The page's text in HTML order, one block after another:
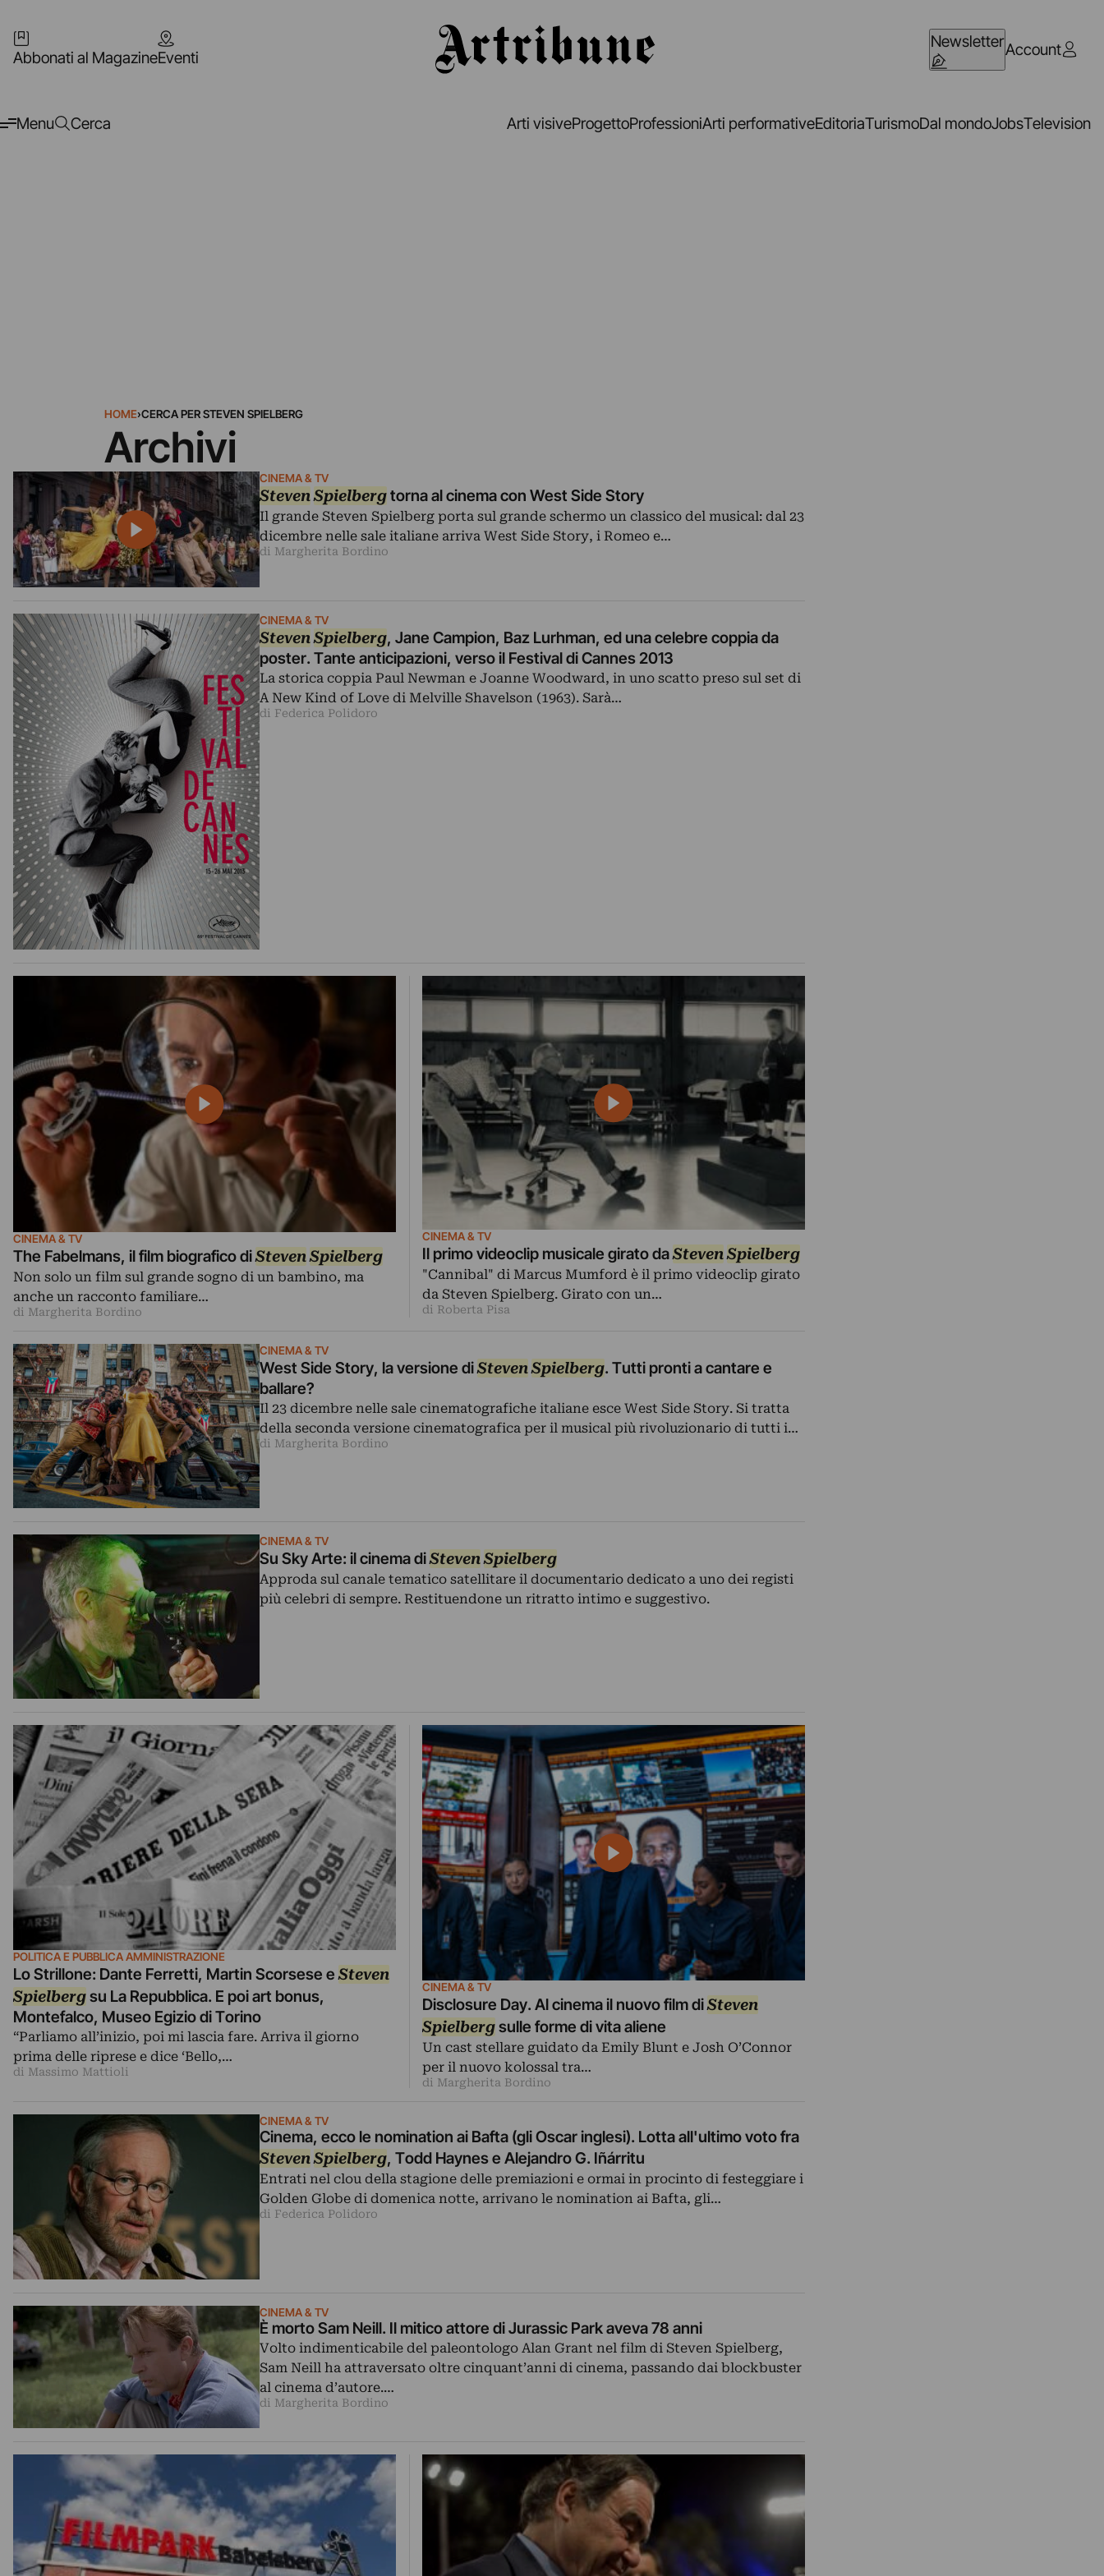
Abbonati al MagazineEventi
NewsletterAccount
Menu Cerca Arti visiveProgettoProfessioniArti performativeEditoriaTurismoDal mondoJobsTelevision
HOME›CERCA PER STEVEN SPIELBERG
Archivi
CINEMA & TV
StevenSpielbergtorna al cinema con West Side Story
Il grande Steven Spielberg porta sul grande schermo un classico del musical: dal 23
dicembre nelle sale italiane arriva West Side Story, i Romeo e…
di Margherita Bordino
CINEMA & TV
StevenSpielberg, Jane Campion, Baz Lurhman, ed una celebre coppia da
poster. Tante anticipazioni, verso il Festival di Cannes 2013
La storica coppia Paul Newman e Joanne Woodward, in uno scatto preso sul set di
A New Kind of Love di Melville Shavelson (1963). Sarà…
di Federica Polidoro
CINEMA & TV
The Fabelmans, il film biografico diStevenSpielberg
Non solo un film sul grande sogno di un bambino, ma
anche un racconto familiare…
di Margherita Bordino
CINEMA & TV
Il primo videoclip musicale girato daStevenSpielberg
"Cannibal" di Marcus Mumford è il primo videoclip girato
da Steven Spielberg. Girato con un…
di Roberta Pisa
CINEMA & TV
West Side Story, la versione diStevenSpielberg. Tutti pronti a cantare e
ballare?
Il 23 dicembre nelle sale cinematografiche italiane esce West Side Story. Si tratta
della seconda versione cinematografica per il musical più rivoluzionario di tutti i…
di Margherita Bordino
CINEMA & TV
Su Sky Arte: il cinema diStevenSpielberg
Approda sul canale tematico satellitare il documentario dedicato a uno dei registi
più celebri di sempre. Restituendone un ritratto intimo e suggestivo.
POLITICA E PUBBLICA AMMINISTRAZIONE
Lo Strillone: Dante Ferretti, Martin Scorsese e Steven
Spielbergsu La Repubblica. E poi art bonus,
Montefalco, Museo Egizio di Torino
“Parliamo all’inizio, poi mi lascia fare. Arriva il giorno
prima delle riprese e dice ‘Bello,…
di Massimo Mattioli
CINEMA & TV
Disclosure Day. Al cinema il nuovo film diSteven
Spielbergsulle forme di vita aliene
Un cast stellare guidato da Emily Blunt e Josh O’Connor
per il nuovo kolossal tra…
di Margherita Bordino
CINEMA & TV
Cinema, ecco le nomination ai Bafta (gli Oscar inglesi). Lotta all'ultimo voto fra
StevenSpielberg , Todd Haynes e Alejandro G. Iñárritu
Entrati nel clou della stagione delle premiazioni e ormai in procinto di festeggiare i
Golden Globe di domenica notte, arrivano le nomination ai Bafta, gli…
di Federica Polidoro
CINEMA & TV
È morto Sam Neill. Il mitico attore di Jurassic Park aveva 78 anni
Volto indimenticabile del paleontologo Alan Grant nel film di Steven Spielberg,
Sam Neill ha attraversato oltre cinquant’anni di cinema, passando dai blockbuster
al cinema d’autore.…
di Margherita Bordino